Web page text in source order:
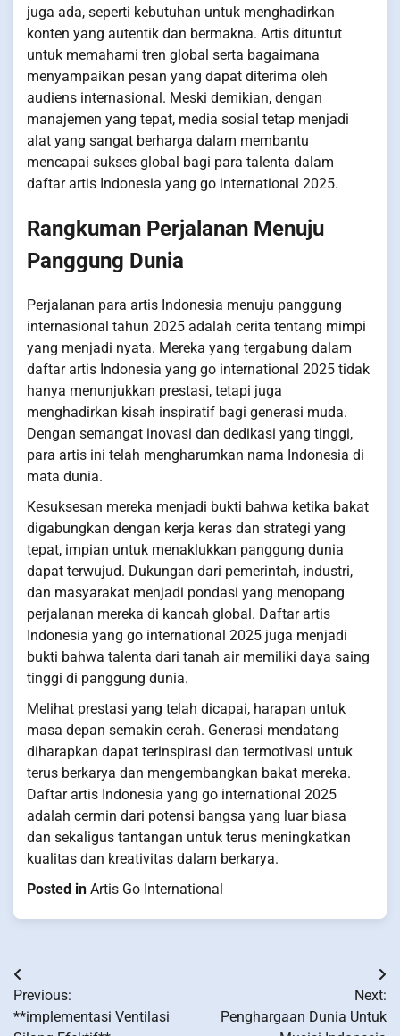
juga ada, seperti kebutuhan untuk menghadirkan
konten yang autentik dan bermakna. Artis dituntut
untuk memahami tren global serta bagaimana
menyampaikan pesan yang dapat diterima oleh
audiens internasional. Meski demikian, dengan
manajemen yang tepat, media sosial tetap menjadi
alat yang sangat berharga dalam membantu
mencapai sukses global bagi para talenta dalam
daftar artis Indonesia yang go international 2025.
Rangkuman Perjalanan Menuju
Panggung Dunia
Perjalanan para artis Indonesia menuju panggung
internasional tahun 2025 adalah cerita tentang mimpi
yang menjadi nyata. Mereka yang tergabung dalam
daftar artis Indonesia yang go international 2025 tidak
hanya menunjukkan prestasi, tetapi juga
menghadirkan kisah inspiratif bagi generasi muda.
Dengan semangat inovasi dan dedikasi yang tinggi,
para artis ini telah mengharumkan nama Indonesia di
mata dunia.
Kesuksesan mereka menjadi bukti bahwa ketika bakat
digabungkan dengan kerja keras dan strategi yang
tepat, impian untuk menaklukkan panggung dunia
dapat terwujud. Dukungan dari pemerintah, industri,
dan masyarakat menjadi pondasi yang menopang
perjalanan mereka di kancah global. Daftar artis
Indonesia yang go international 2025 juga menjadi
bukti bahwa talenta dari tanah air memiliki daya saing
tinggi di panggung dunia.
Melihat prestasi yang telah dicapai, harapan untuk
masa depan semakin cerah. Generasi mendatang
diharapkan dapat terinspirasi dan termotivasi untuk
terus berkarya dan mengembangkan bakat mereka.
Daftar artis Indonesia yang go international 2025
adalah cermin dari potensi bangsa yang luar biasa
dan sekaligus tantangan untuk terus meningkatkan
kualitas dan kreativitas dalam berkarya.
Posted in Artis Go International
Post
navigation
Previous:
**implementasi Ventilasi
Next:
Penghargaan Dunia Untuk